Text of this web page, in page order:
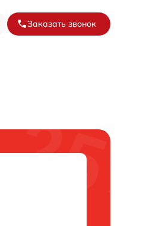
Заказать звонок